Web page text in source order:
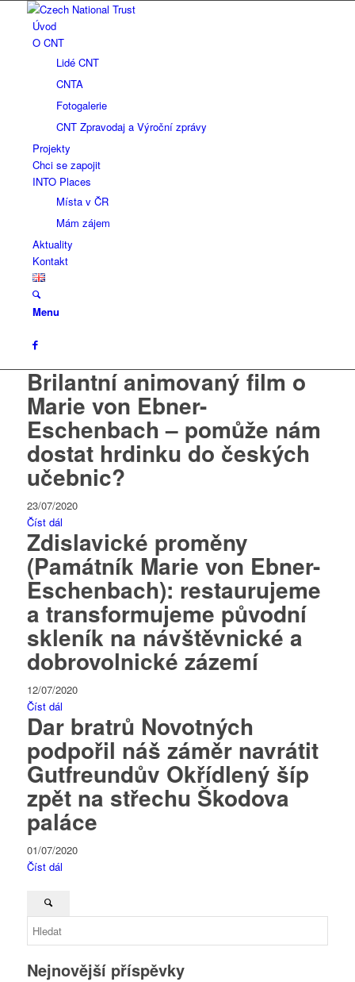
Úvod
O CNT
Lidé CNT
CNTA
Fotogalerie
CNT Zpravodaj a Výroční zprávy
Projekty
Chci se zapojit
INTO Places
Místa v ČR
Mám zájem
Aktuality
Kontakt
Menu
Brilantní animovaný film o
Marie von Ebner-
Eschenbach – pomůže nám
dostat hrdinku do českých
učebnic?
23/07/2020
Číst dál
Zdislavické proměny
(Památník Marie von Ebner-
Eschenbach): restaurujeme
a transformujeme původní
skleník na návštěvnické a
dobrovolnické zázemí
12/07/2020
Číst dál
Dar bratrů Novotných
podpořil náš záměr navrátit
Gutfreundův Okřídlený šíp
zpět na střechu Škodova
paláce
01/07/2020
Číst dál
Nejnovější příspěvky